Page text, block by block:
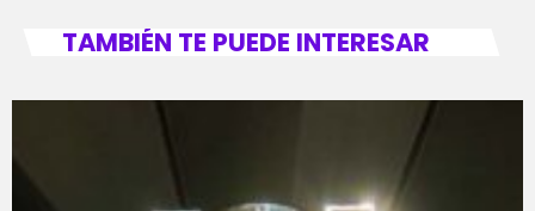
TAMBIÉN TE PUEDE INTERESAR